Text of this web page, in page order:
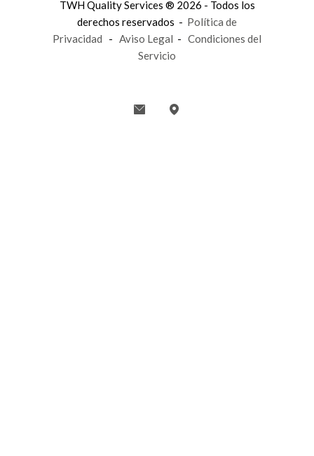
TWH Quality Services ® 2026 - Todos los
derechos reservados - Política de
Privacidad - Aviso Legal - Condiciones del
Servicio